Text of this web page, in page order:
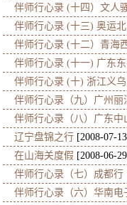
伴师行心录 (十四）文人
伴师行心录 (十三) 奥运
伴师行心录 (十二）青海
伴师行心录 (十一) 广东东
伴师行心录 (十) 浙江义
伴师行心录（九）广州丽
伴师行心录（八）广东中
辽宁盘锦之行 [2008-07-
在山海关度假 [2008-06-
伴师行心录（七）成都行
伴师行心录（六）华南电